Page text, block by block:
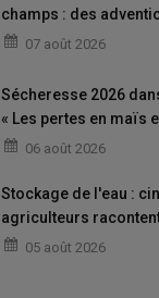
connaître
champs : des
vivaces qui font plier
tiges
07 août 2026
Sécheresse 2026
« Les pertes en maïs
tournesol sont réelles,
mon exploitation »
06 août 2026
Stockage de l'eau :
agriculteurs
expérience des
05 août 2026